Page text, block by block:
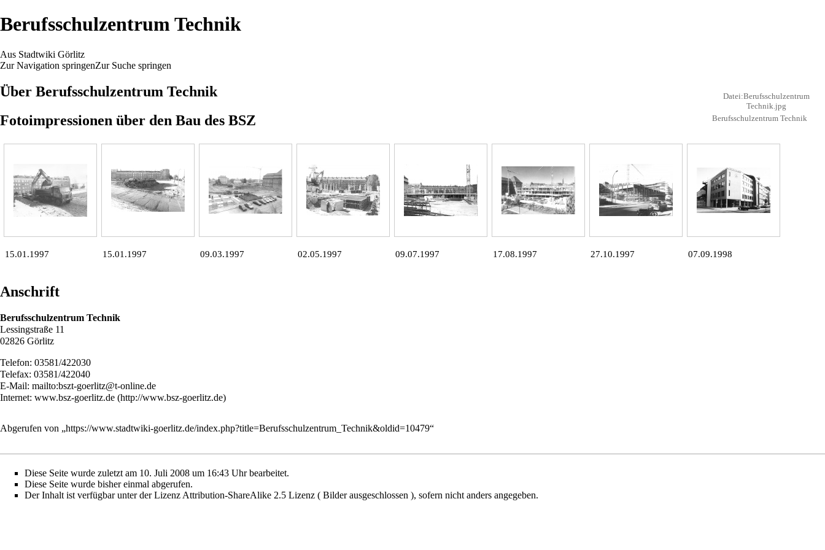
Berufsschulzentrum Technik
Aus Stadtwiki Görlitz
Zur Navigation springenZur Suche springen
Datei:Berufsschulzentrum
Technik.jpg
Berufsschulzentrum Technik
Über Berufsschulzentrum Technik
Fotoimpressionen über den Bau des BSZ
15.01.1997 15.01.1997 09.03.1997 02.05.1997 09.07.1997 17.08.1997 27.10.1997 07.09.1998
Anschrift
Berufsschulzentrum Technik
Lessingstraße 11
02826 Görlitz
Telefon: 03581/422030
Telefax: 03581/422040
E-Mail: mailto:bszt-goerlitz@t-online.de
Internet: www.bsz-goerlitz.de
Abgerufen von „https://www.stadtwiki-goerlitz.de/index.php?title=Berufsschulzentrum_Technik&oldid=10479“
Diese Seite wurde zuletzt am 10. Juli 2008 um 16:43 Uhr bearbeitet.
Diese Seite wurde bisher einmal abgerufen.
Der Inhalt ist verfügbar unter der Lizenz Attribution-ShareAlike 2.5 Lizenz ( Bilder ausgeschlossen ), sofern nicht anders angegeben.